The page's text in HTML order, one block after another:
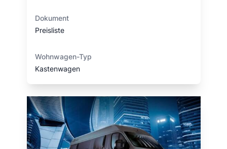
Dokument
Preisliste
Wohnwagen-Typ
Kastenwagen